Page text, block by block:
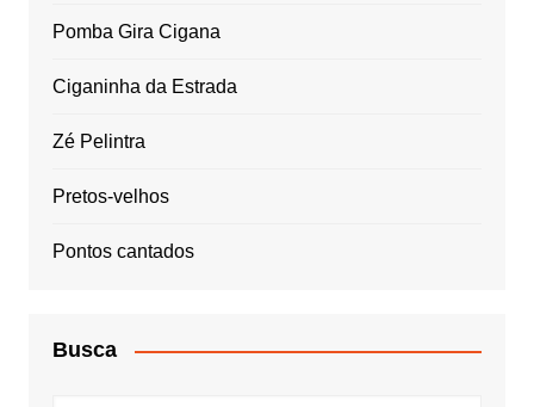
Pomba Gira Cigana
Ciganinha da Estrada
Zé Pelintra
Pretos-velhos
Pontos cantados
Busca